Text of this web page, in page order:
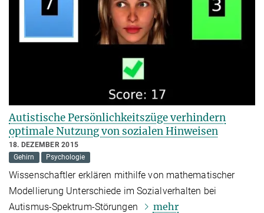
Autistische Persönlichkeitszüge verhindern
optimale Nutzung von sozialen Hinweisen
18. DEZEMBER 2015
Gehirn
Psychologie
Wissenschaftler erklären mithilfe von mathematischer
Modellierung Unterschiede im Sozialverhalten bei
Autismus-Spektrum-Störungen
mehr